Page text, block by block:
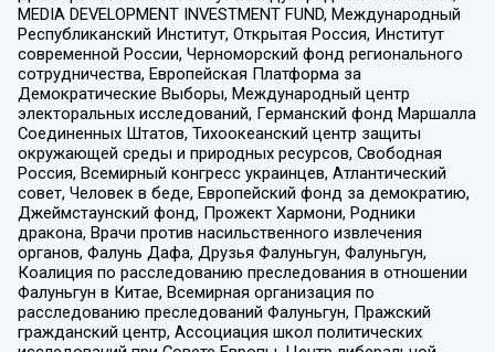
MEDIA DEVELOPMENT INVESTMENT FUND, Международный
Республиканский Институт, Открытая Россия, Институт
современной России, Черноморский фонд регионального
сотрудничества, Европейская Платформа за
Демократические Выборы, Международный центр
электоральных исследований, Германский фонд Маршалла
Соединенных Штатов, Тихоокеанский центр защиты
окружающей среды и природных ресурсов, Свободная
Россия, Всемирный конгресс украинцев, Атлантический
совет, Человек в беде, Европейский фонд за демократию,
Джеймстаунский фонд, Прожект Хармони, Родники
дракона, Врачи против насильственного извлечения
органов, Фалунь Дафа, Друзья Фалуньгун, Фалуньгун,
Коалиция по расследованию преследования в отношении
Фалуньгун в Китае, Всемирная организация по
расследованию преследований Фалуньгун, Пражский
гражданский центр, Ассоциация школ политических